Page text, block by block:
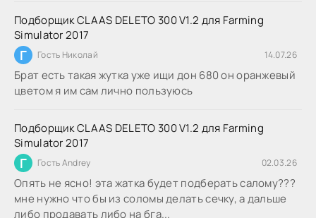
Подборщик CLAAS DELETO 300 V1.2 для Farming
Simulator 2017
Г Гость Николай 14.07.26
Брат есть такая жутка уже ищи дон 680 он оранжевый
цветом я им сам лично пользуюсь
Подборщик CLAAS DELETO 300 V1.2 для Farming
Simulator 2017
Г Гость Andrey 02.03.26
Опять не ясно! эта жатка будет подберать салому???
мне нужно что бы из соломы делать сечку, а дальше
либо продавать либо на бга...